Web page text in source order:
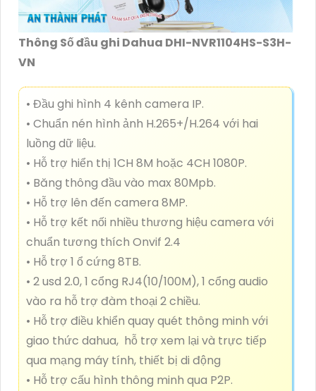
Thông Số đầu ghi Dahua DHI-NVR1104HS-S3H-
VN
• Đầu ghi hình 4 kênh camera IP.
• Chuẩn nén hình ảnh H.265+/H.264 với hai
luồng dữ liệu.
• Hỗ trợ hiển thị 1CH 8M hoặc 4CH 1080P.
• Băng thông đầu vào max 80Mpb.
• Hỗ trợ lên đến camera 8MP.
• Hỗ trợ kết nối nhiều thương hiệu camera với
chuẩn tương thích Onvif 2.4
• Hỗ trợ 1 ổ cứng 8TB.
• 2 usd 2.0, 1 cổng RJ4(10/100M), 1 cổng audio
vào ra hỗ trợ đàm thoại 2 chiều.
• Hỗ trợ điều khiển quay quét thông minh với
giao thức dahua, hỗ trợ xem lại và trực tiếp
qua mạng máy tính, thiết bị di động
• Hỗ trợ cấu hình thông minh qua P2P.